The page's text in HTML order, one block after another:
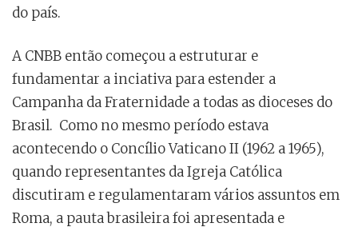
do país.
A CNBB então começou a estruturar e
fundamentar a inciativa para estender a
Campanha da Fraternidade a todas as dioceses do
Brasil. Como no mesmo período estava
acontecendo o Concílio Vaticano II (1962 a 1965),
quando representantes da Igreja Católica
discutiram e regulamentaram vários assuntos em
Roma, a pauta brasileira foi apresentada e